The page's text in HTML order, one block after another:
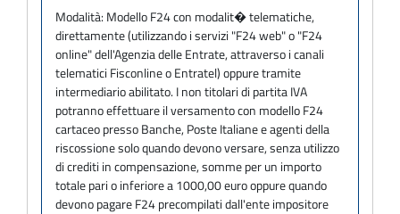
Modalità: Modello F24 con modalit� telematiche,
direttamente (utilizzando i servizi "F24 web" o "F24
online" dell'Agenzia delle Entrate, attraverso i canali
telematici Fisconline o Entratel) oppure tramite
intermediario abilitato. I non titolari di partita IVA
potranno effettuare il versamento con modello F24
cartaceo presso Banche, Poste Italiane e agenti della
riscossione solo quando devono versare, senza utilizzo
di crediti in compensazione, somme per un importo
totale pari o inferiore a 1000,00 euro oppure quando
devono pagare F24 precompilati dall'ente impositore